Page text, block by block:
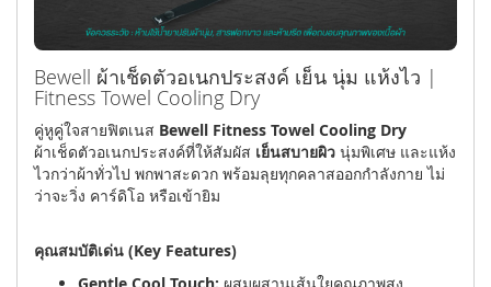
Bewell ผ้าเช็ดตัวอเนกประสงค์ เย็น นุ่ม แห้งไว |
Fitness Towel Cooling Dry
คู่หูคู่ใจสายฟิตเนส Bewell Fitness Towel Cooling Dry
ผ้าเช็ดตัวอเนกประสงค์ที่ให้สัมผัส เย็นสบายผิว นุ่มพิเศษ และแห้ง
ไวกว่าผ้าทั่วไป พกพาสะดวก พร้อมลุยทุกคลาสออกกำลังกาย ไม่
ว่าจะวิ่ง คาร์ดิโอ หรือเข้ายิม
คุณสมบัติเด่น (Key Features)
Gentle Cool Touch: ผสมผสานเส้นใยคุณภาพสูง